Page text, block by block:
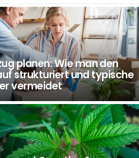
planen: Wie man den
strukturiert und typische
vermeidet